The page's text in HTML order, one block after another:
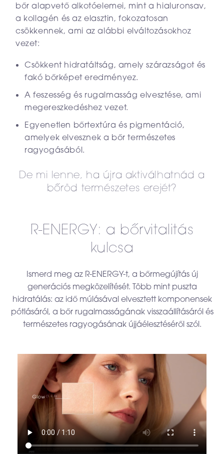
bőr alapvető alkotóelemei, mint a hialuronsav,
a kollagén és az elasztin, fokozatosan
csökkennek, ami az alábbi elváltozásokhoz
vezet:
Csökkent hidratáltság, amely szárazságot és
fakó bőrképet eredményez.
A feszesség és rugalmasság elvesztése, ami
megereszkedéshez vezet.
Egyenetlen bőrtextúra és pigmentáció,
amelyek elvesznek a bőr természetes
ragyogásából.
De mi lenne, ha újra aktiválhatnád a
bőröd természetes erejét?
R-ENERGY: a bőrvitalitás
kulcsa
Ismerd meg az R-ENERGY-t, a bőrmegújítás új
generációs megközelítését. Több mint puszta
hidratálás: az idő múlásával elvesztett komponensek
pótlásáról, a bőr rugalmasságának visszaállításáról és
természetes ragyogásának újjáélesztéséről szól.